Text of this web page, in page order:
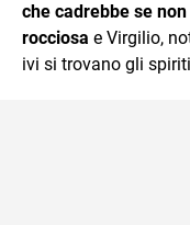
che cadrebbe se
rocciosa e Virgilio,
ivi si trovano gli